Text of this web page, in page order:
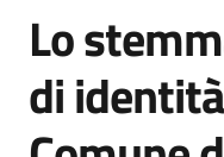
Lo
di